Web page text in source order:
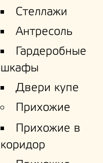
Стеллажи
Антресоль
Гардеробные
шкафы
Двери купе
Прихожие
Прихожие в
коридор